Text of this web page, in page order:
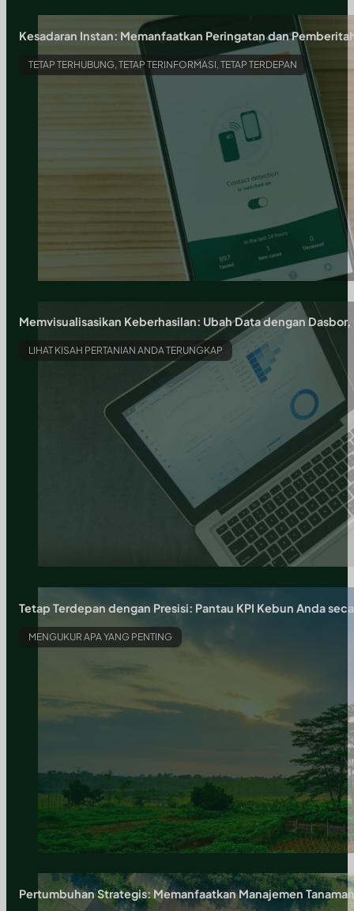
Kesadaran Instan: Memanfaatkan Peringatan dan
TETAP TERHUBUNG, TETAP TERINFORMASI, TETAP TERDEPAN
Memvisualisasikan Keberhasilan: Ubah Data dengan
LIHAT KISAH PERTANIAN ANDA TERUNGKAP
Tetap Terdepan dengan Presisi: Pantau KPI Kebun Anda
MENGUKUR APA YANG PENTING
Pertumbuhan Strategis: Memanfaatkan Manajemen